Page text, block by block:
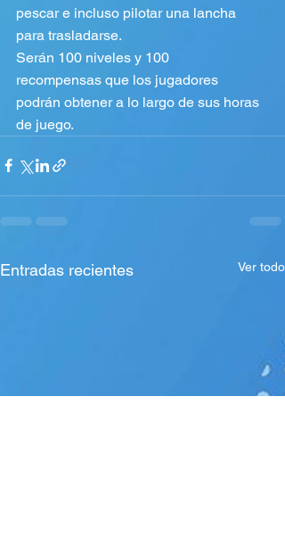
pescar e incluso pilotar una lancha
para trasladarse.
Serán 100 niveles y 100
recompensas que los jugadores
podrán obtener a lo largo de sus horas
de juego.
Entradas recientes Ver todo